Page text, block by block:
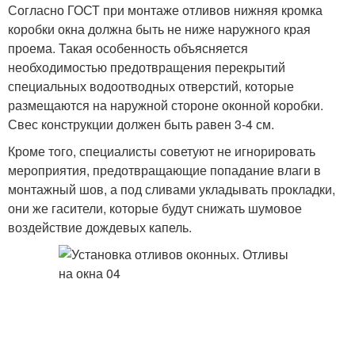
Согласно ГОСТ при монтаже отливов нижняя кромка
коробки окна должна быть не ниже наружного края
проема. Такая особенность объясняется
необходимостью предотвращения перекрытий
специальных водоотводных отверстий, которые
размещаются на наружной стороне оконной коробки.
Свес конструкции должен быть равен 3-4 см.
Кроме того, специалисты советуют не игнорировать
мероприятия, предотвращающие попадание влаги в
монтажный шов, а под сливами укладывать прокладки,
они же гасители, которые будут снижать шумовое
воздействие дождевых капель.